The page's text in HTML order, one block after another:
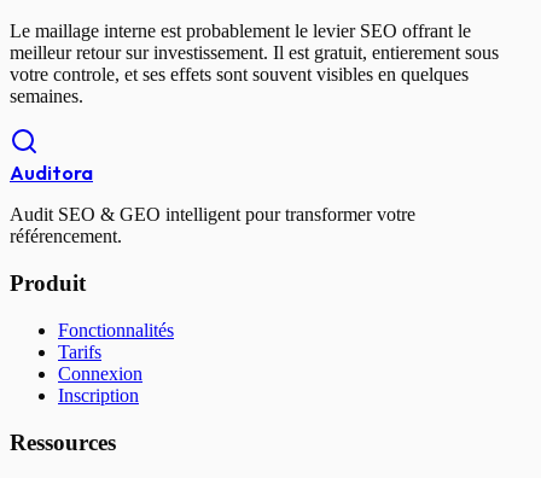
Le maillage interne est probablement le levier SEO offrant le
meilleur retour sur investissement. Il est gratuit, entierement sous
votre controle, et ses effets sont souvent visibles en quelques
semaines.
Auditora
Audit SEO & GEO intelligent pour transformer votre
référencement.
Produit
Fonctionnalités
Tarifs
Connexion
Inscription
Ressources